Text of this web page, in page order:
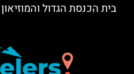
בית הכנסת הגדול